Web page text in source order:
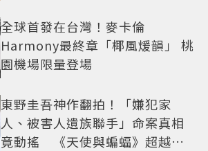
全球首發在台灣！麥卡倫
Harmony最終章「椰風煖韻」 桃
園機場限量登場
東野圭吾神作翻拍！「嫌犯家
人、被害人遺族聯手」命案真相
竟動搖 《天使與蝙蝠》超越懸